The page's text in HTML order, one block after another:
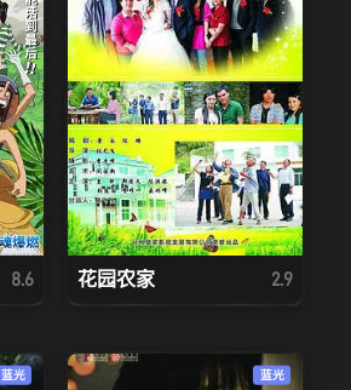
8.6 花园农家 2.9
蓝光 蓝光